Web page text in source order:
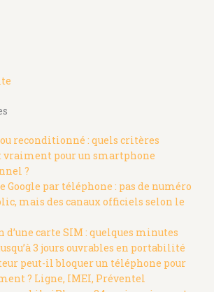
ou reconditionné : quels critères
vraiment pour un smartphone
?
Google par téléphone : pas de numéro
mais des canaux officiels selon le
carte SIM : quelques minutes
3 jours ouvrables en portabilité
peut-il bloquer un téléphone pour
? Ligne, IMEI, Préventel